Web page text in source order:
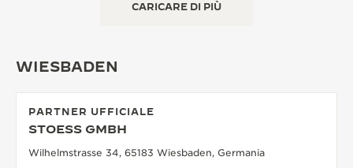
CARICARE DI PIÙ
WIESBADEN
PARTNER UFFICIALE
STOESS GMBH
Wilhelmstrasse 34, 65183 Wiesbaden, Germania